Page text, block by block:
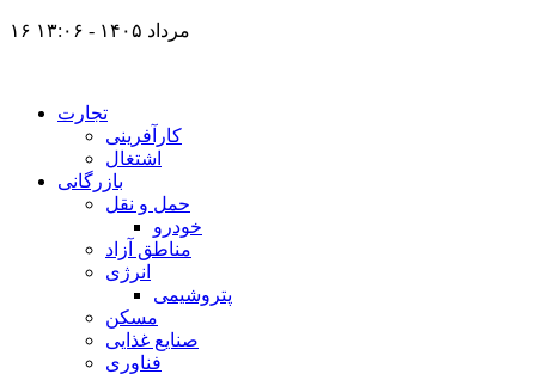
۱۶ مرداد ۱۴۰۵ - ۱۳:۰۶
تجارت
کارآفرینی
اشتغال
بازرگانی
حمل و نقل
خودرو
مناطق آزاد
انرژی
پتروشیمی
مسکن
صنایع غذایی
فناوری